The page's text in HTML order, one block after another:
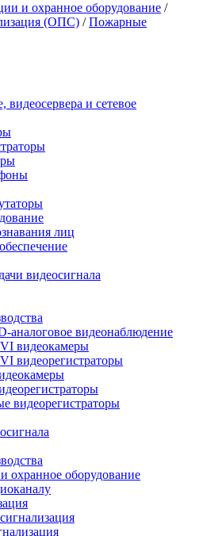
и охранное оборудование /
(ОПС) /Пожарные
и сетевое
лиц
видеосигнала
видеонаблюдение
видеокамеры
видеорегистраторы
видеорегистраторы
охранное оборудование